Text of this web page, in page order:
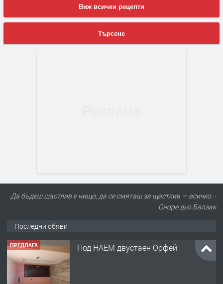
Виж всички рецепти
Търсене
Да бъдеш щастлив е нищо; да се смяташ за щастлив — всичко. -
Оноре дьо Балзак
Последни обяви
ПРЕДЛАГА Под НАЕМ двустаен Орфей